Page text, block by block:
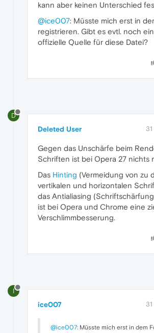
kann aber keinen Unterschied
@ice007: Müsste mich erst in
registrieren. Gibt es evtl. noch
offizielle Quelle für diese Datei?
D
Deleted User
Gegen das Unschärfe beim
Schriften ist bei Opera 27 nichts
Das Hinting (Vermeidung von zu
vertikalen und horizontalen
das Antialiasing
ist bei Opera und Chrome eine
Verschlimmbesserung.
I
ice007
@ice007: Müsste mich erst in dem